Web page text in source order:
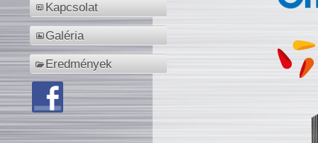
Kapcsolat
Galéria
Eredmények